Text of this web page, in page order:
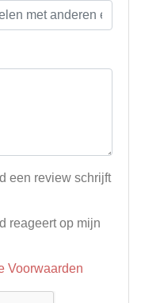
een review schrijft
reageert op mijn
Voorwaarden